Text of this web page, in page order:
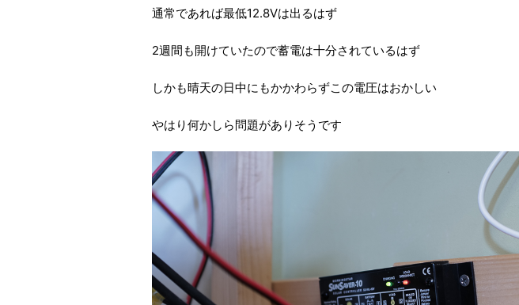
通常であれば最低12.8Vは出るはず
2週間も開けていたので蓄電は十分されているはず
しかも晴天の日中にもかかわらずこの電圧はおかしい
やはり何かしら問題がありそうです